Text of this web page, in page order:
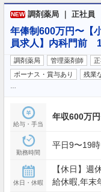
NEW 調剤薬局 ｜ 正社員
年俸制600万円〜【
員求人】内科門前
調剤薬局 管理薬剤師
ボーナス・賞与あり
残業
給与・手当
年収600万
勤務時間
平日9〜19
休日・休暇
【休日】
給休暇,年末